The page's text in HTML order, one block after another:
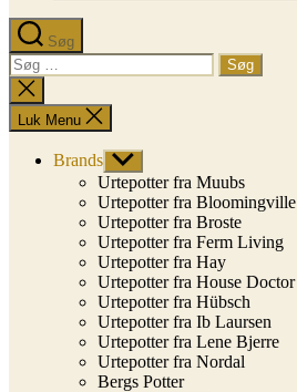
Søg
Søg
efter:
Luk
søgning
Luk Menu
Brands Vis
undermenu
Urtepotter fra Muubs
Urtepotter fra Bloomingville
Urtepotter fra Broste
Urtepotter fra Ferm Living
Urtepotter fra Hay
Urtepotter fra House Doctor
Urtepotter fra Hübsch
Urtepotter fra Ib Laursen
Urtepotter fra Lene Bjerre
Urtepotter fra Nordal
Bergs Potter